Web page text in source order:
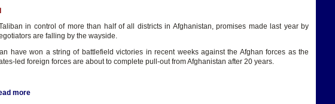
in control of more than half of all districts in Afghanistan, promises made last year by
are falling by the wayside.
have won a string of battlefield victories in recent weeks against the Afghan forces as the
led foreign forces are about to complete pull-out from Afghanistan after 20 years.
more